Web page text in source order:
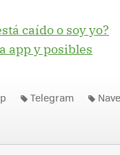
caído o soy yo?
app y posibles
Telegram